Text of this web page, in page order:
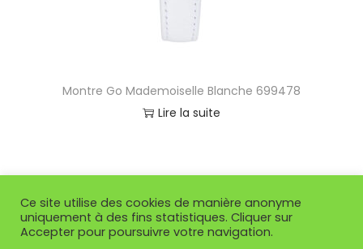
Montre Go Mademoiselle Blanche 699478
Lire la suite
Ce site utilise des cookies de manière anonyme
uniquement à des fins statistiques. Cliquer sur
Accepter pour poursuivre votre navigation.